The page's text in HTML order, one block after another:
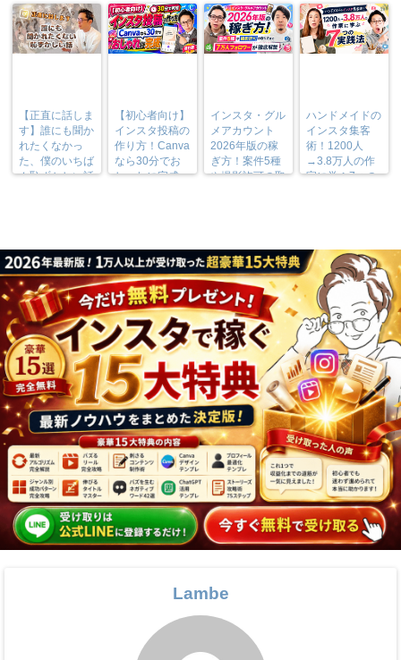
【正直に話しま
す】誰にも聞か
れたくなかっ
た、僕のいちば
ん恥ずかしい話
【初心者向け】
インスタ投稿の
作り方！Canva
なら30分でお
しゃれに完成
インスタ・グル
メアカウント
2026年版の稼
ぎ方！案件5種
や撮影許可の取
ハンドメイドの
インスタ集客
術！1200人
→3.8万人の作
家に学ぶ7つの
Lambe